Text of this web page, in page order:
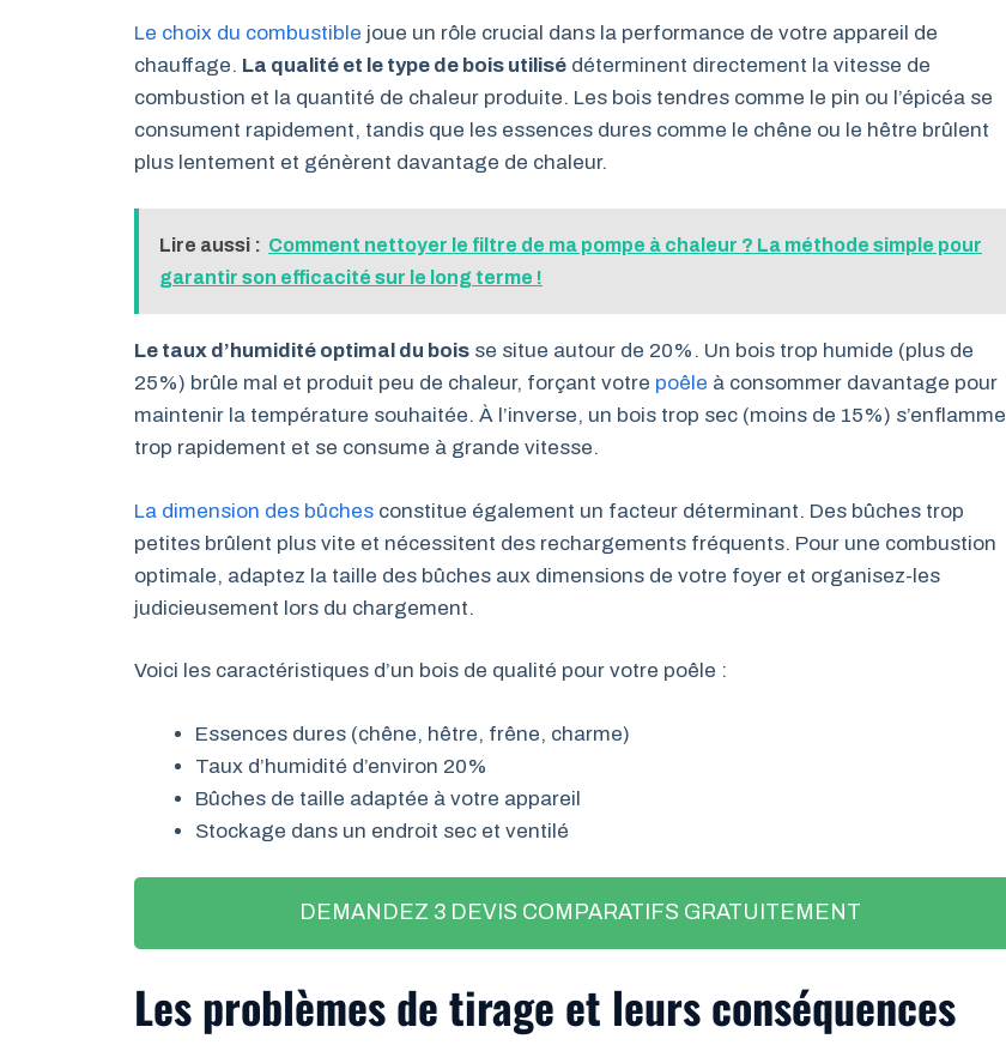
Le choix du combustible joue un rôle crucial dans la performance de votre appareil de
chauffage. La qualité et le type de bois utilisé déterminent directement la vitesse de
combustion et la quantité de chaleur produite. Les bois tendres comme le pin ou l’épicéa se
consument rapidement, tandis que les essences dures comme le chêne ou le hêtre brûlent
plus lentement et génèrent davantage de chaleur.
Lire aussi : Comment nettoyer le filtre de ma pompe à chaleur ? La méthode simple pour
garantir son efficacité sur le long terme !
Le taux d’humidité optimal du bois se situe autour de 20%. Un bois trop humide (plus de
25%) brûle mal et produit peu de chaleur, forçant votre poêle à consommer davantage pour
maintenir la température souhaitée. À l’inverse, un bois trop sec (moins de 15%) s’enflamme
trop rapidement et se consume à grande vitesse.
La dimension des bûches constitue également un facteur déterminant. Des bûches trop
petites brûlent plus vite et nécessitent des rechargements fréquents. Pour une combustion
optimale, adaptez la taille des bûches aux dimensions de votre foyer et organisez-les
judicieusement lors du chargement.
Voici les caractéristiques d’un bois de qualité pour votre poêle :
Essences dures (chêne, hêtre, frêne, charme)
Taux d’humidité d’environ 20%
Bûches de taille adaptée à votre appareil
Stockage dans un endroit sec et ventilé
DEMANDEZ 3 DEVIS COMPARATIFS GRATUITEMENT
Les problèmes de tirage et leurs conséquences